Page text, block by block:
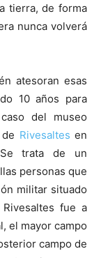
tierra, de forma
nunca volverá
atesoran esas
10 años para
del museo
Rivesaltes en
Se trata de un
personas que
militar situado
fue a
el mayor campo
campo de